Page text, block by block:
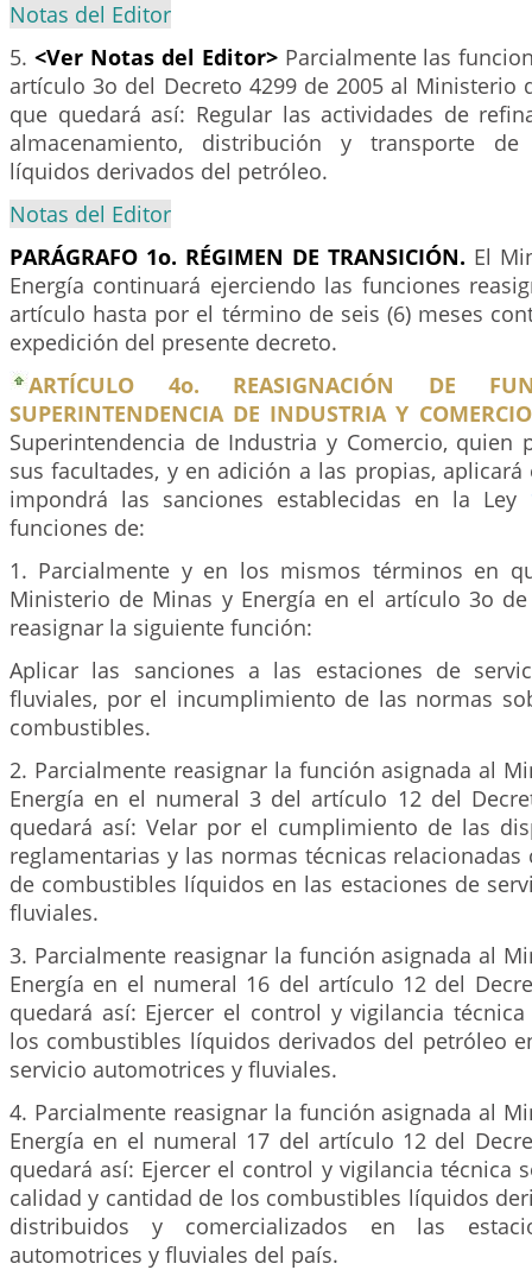
Notas del Editor
5. <Ver Notas del Editor>Parcialmente las
artículo 3o del Decreto 4299 de 2005 al Ministerio
que quedará así: Regular las actividades de
almacenamiento, distribución y transporte
líquidos derivados del petróleo.
Notas del Editor
PARÁGRAFO 1o. RÉGIMEN DE TRANSICIÓN. El
Energía continuará ejerciendo las funciones
artículo hasta por el término de seis (6) meses
expedición del presente decreto.
ARTÍCULO 4o. REASIGNACIÓN DE
SUPERINTENDENCIA DE INDUSTRIA Y
Superintendencia de Industria y Comercio, quien
sus facultades, y en adición a las propias,
impondrá las sanciones establecidas en la Ley
funciones de:
1. Parcialmente y en los mismos términos en
Ministerio de Minas y Energía en el artículo 3o
reasignar la siguiente función:
Aplicar las sanciones a las estaciones de
fluviales, por el incumplimiento de las normas
combustibles.
2. Parcialmente reasignar la función asignada al
Energía en el numeral 3 del artículo 12 del
quedará así: Velar por el cumplimiento de las
reglamentarias y las normas técnicas
de combustibles líquidos en las estaciones de
fluviales.
3. Parcialmente reasignar la función asignada al
Energía en el numeral 16 del artículo 12 del
quedará así: Ejercer el control y vigilancia
los combustibles líquidos derivados del petróleo
servicio automotrices y fluviales.
4. Parcialmente reasignar la función asignada al
Energía en el numeral 17 del artículo 12 del
quedará así: Ejercer el control y vigilancia técnica
calidad y cantidad de los combustibles líquidos
distribuidos y comercializados en las
automotrices y fluviales del país.